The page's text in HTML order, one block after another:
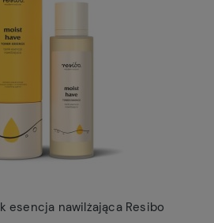
esencja nawilżająca Resibo